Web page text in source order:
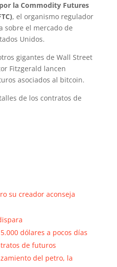
la Commodity Futures
, el organismo regulador
sobre el mercado de
Unidos.
gigantes de Wall Street
Fitzgerald lancen
asociados al bitcoin.
de los contratos de
su creador aconseja
dólares a pocos días
de futuros
del petro, la